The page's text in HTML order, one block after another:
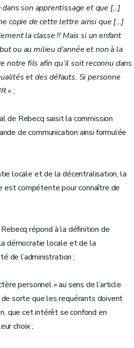
son apprentissage et que […]
copie de cette lettre ainsi que […]
la classe !! Mais si un enfant
ou au milieu d’année et non à la
notre fils afin qu’il soit reconnu dans
et des défauts. Si personne
» ;
de Rebecq saisit la commission
de communication ainsi formulée
locale et de la décentralisation, la
est compétente pour connaître de
répond à la définition de
démocratie locale et de la
de l’administration ;
personnel » au sens de l’article
sorte que les requérants doivent
que cet intérêt se confond en
choix ;